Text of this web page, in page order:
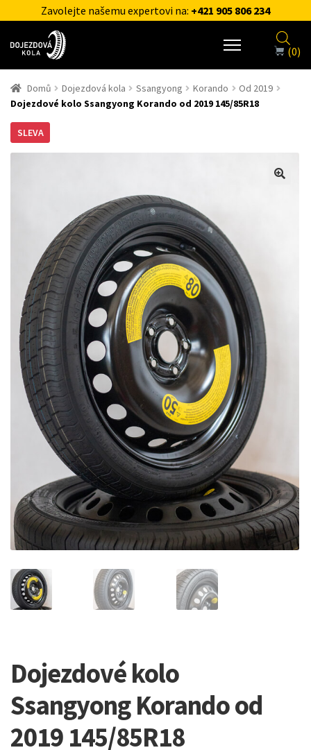
Zavolejte našemu expertovi na: +421 905 806 234
(0)
Domů Dojezdová kola Ssangyong Korando
Od 2019
Dojezdové kolo Ssangyong Korando od 2019 145/85R18
SLEVA
Dojezdové kolo
Ssangyong Korando od
2019 145/85R18